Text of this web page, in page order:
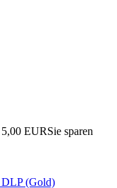
5,00 EURSie sparen